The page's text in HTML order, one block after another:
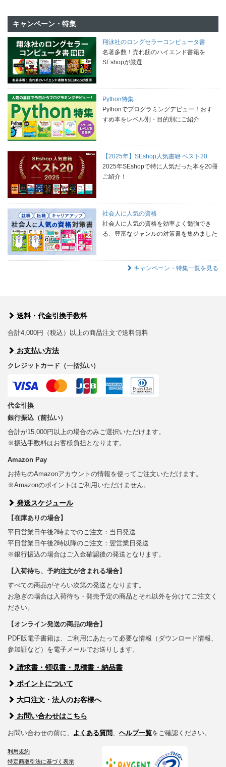
キャンペーン・特集
翔泳社のロングセラーコンピュータ書
名著多数！売れ筋のハイエンド書籍を
SEshopが厳選
Python特集
Pythonでプログラミングデビュー！おす
すめ本をレベル別・目的別にご紹介
【2025年】SEshop人気書籍 ベスト20
2025年SEshopで特に人気だった本を20冊
ご紹介！
社会人に人気の資格
社会人に人気の資格を効率よく勉強でき
る、豊富なジャンルの対策書を集めました
キャンペーン・特集一覧を見る
送料・代金引換手数料
合計4,000円（税込）以上の商品注文で送料無料
お支払い方法
クレジットカード（一括払い）
代金引換
銀行振込（前払い）
合計が15,000円以上の場合のみご選択いただけます。
※振込手数料はお客様負担となります。
Amazon Pay
お持ちのAmazonアカウントの情報を使ってご注文いただけます。
※Amazonのポイントはご利用いただけません。
発送スケジュール
【在庫ありの場合】
平日営業日午後2時までのご注文：当日発送
平日営業日午後2時以降のご注文：翌営業日発送
※銀行振込の場合はご入金確認後の発送となります。
【入荷待ち、予約注文が含まれる場合】
すべての商品がそろい次第の発送となります。
お急ぎの場合は入荷待ち・発売予定の商品とそれ以外を分けてご注文く
ださい。
【オンライン発送の商品の場合】
PDF版電子書籍は、ご利用にあたって必要な情報（ダウンロード情報、
参加証など）を電子メールでお送りします。
請求書・領収書・見積書・納品書
ポイントについて
大口注文・法人のお客様へ
お問い合わせはこちら
お問い合わせの前に、 よくある質問、 ヘルプ一覧をご確認ください。
利用規約
特定商取引法に基づく表示